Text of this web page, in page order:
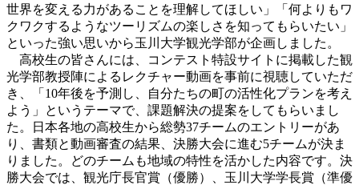
世界を変える力があることを理解してほしい」「何よりもワ
クワクするようなツーリズムの楽しさを知ってもらいたい」
といった強い思いから玉川大学観光学部が企画しました。
高校生の皆さんには、コンテスト特設サイトに掲載した観
光学部教授陣によるレクチャー動画を事前に視聴していただ
き、「10年後を予測し、自分たちの町の活性化プランを考え
よう」というテーマで、課題解決の提案をしてもらいまし
た。日本各地の高校生から総勢37チームのエントリーがあ
り、書類と動画審査の結果、決勝大会に進む5チームが決ま
りました。どのチームも地域の特性を活かした内容です。決
勝大会では、観光庁長官賞（優勝）、玉川大学学長賞（準優